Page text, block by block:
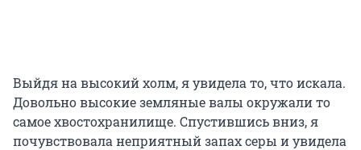
Выйдя на высокий холм, я увидела то, что искала.
Довольно высокие земляные валы окружали то
самое хвостохранилище. Спустившись вниз, я
почувствовала неприятный запах серы и увидела